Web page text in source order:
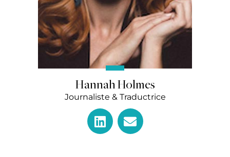
Hannah Holmes
Journaliste & Traductrice
L
i
E
n